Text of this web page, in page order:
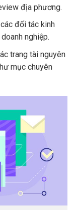
địa phương.
đối tác kinh
nghiệp.
trang tài nguyên
mục chuyên